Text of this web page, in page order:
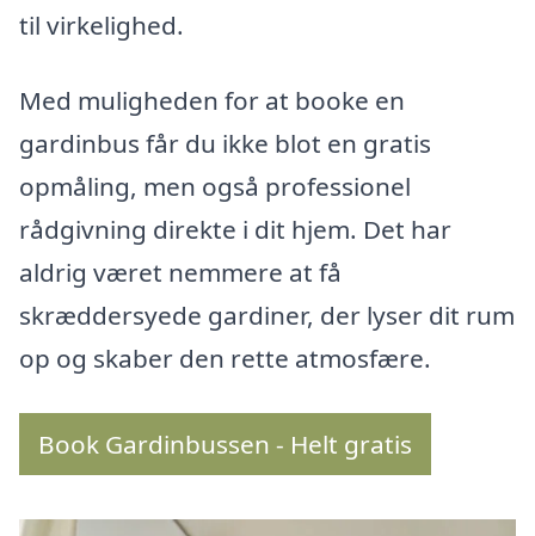
til virkelighed.
Med muligheden for at booke en
gardinbus får du ikke blot en gratis
opmåling, men også professionel
rådgivning direkte i dit hjem. Det har
aldrig været nemmere at få
skræddersyede gardiner, der lyser dit rum
op og skaber den rette atmosfære.
Book Gardinbussen - Helt gratis